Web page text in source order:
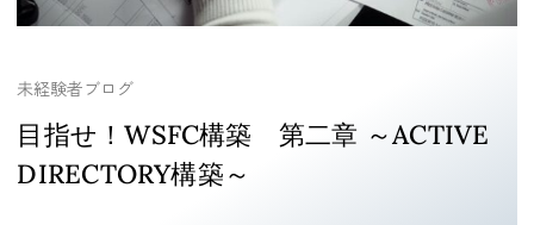
未経験者ブログ
目指せ！WSFC構築 第二章 ～ACTIVE
DIRECTORY構築～